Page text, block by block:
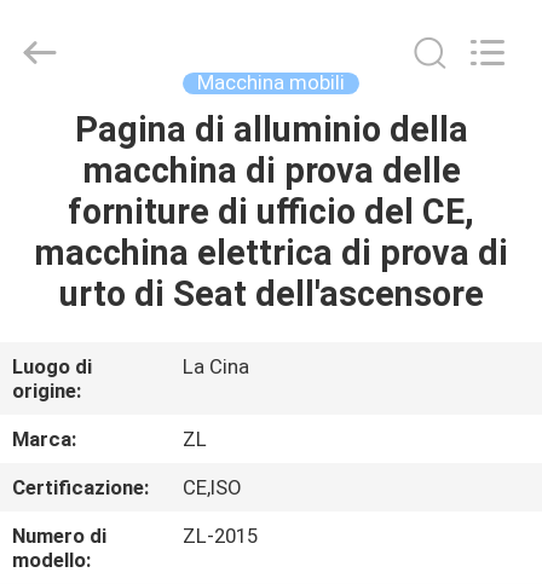
CASA
PRODOTTI
VIDEO
CIRCA
NOI
GIRO
DELLA
FABBRICA
Instrument
Technology
Macchina mobili
Pagina di alluminio della
macchina di prova delle
forniture di ufficio del CE,
macchina elettrica di prova di
urto di Seat dell'ascensore
Luogo di
origine:
La Cina
Marca:
ZL
Certificazione:
CE,ISO
Numero di
modello:
ZL-2015